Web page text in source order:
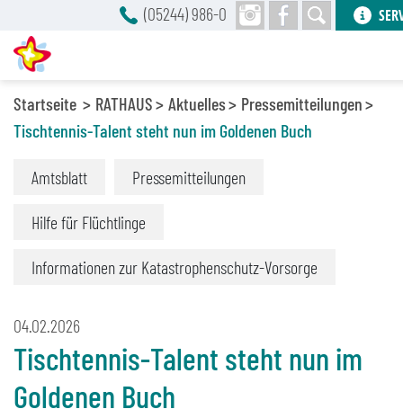
Startseite RATHAUS Aktuelles
Pressemitteilungen
Tischtennis-Talent steht nun im Goldenen Buch
Amtsblatt Pressemitteilungen
Hilfe für Flüchtlinge
Informationen zur Katastrophenschutz-Vorsorge
04.02.2026
Tischtennis-Talent steht nun im
Goldenen Buch
(05244) 986-0